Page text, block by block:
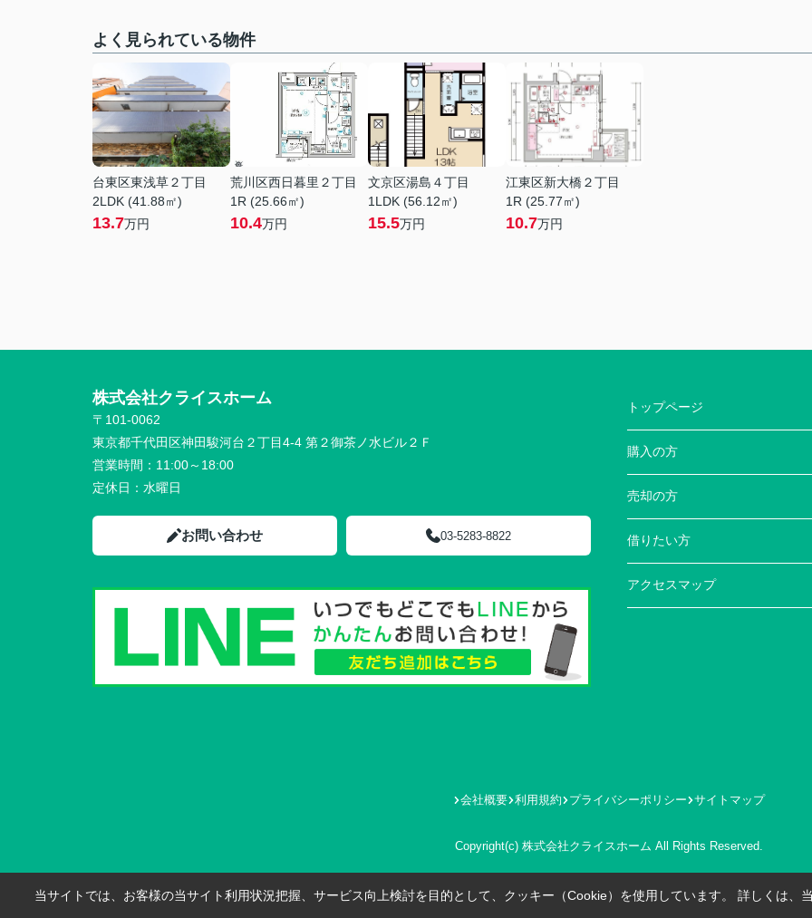
よく見られている物件
台東区東浅草２丁目
2LDK (41.88㎡)
13.7万円
荒川区西日暮里２丁目
1R (25.66㎡)
10.4万円
文京区湯島４丁目
1LDK (56.12㎡)
15.5万円
江東区新大橋２丁目
1R (25.77㎡)
10.7万円
株式会社クライスホーム
〒101-0062
東京都千代田区神田駿河台２丁目4-4 第２御茶ノ水ビル２Ｆ
営業時間： 11:00～18:00
定休日： 水曜日
お問い合わせ 03-5283-8822
トップページ
購入の方
売却の方
借りたい方
アクセスマップ
会社概要 利用規約 プライバシーポリシー サイトマップ
Copyright(c) 株式会社クライスホーム All Rights Reserved.
当サイトでは、お客様の当サイト利用状況把握、サービス向上検討を目的として、クッキー（Cookie）を使用しています。 詳しくは、